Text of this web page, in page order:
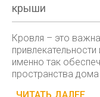
крыши
Кровля – это
именно так
пространства